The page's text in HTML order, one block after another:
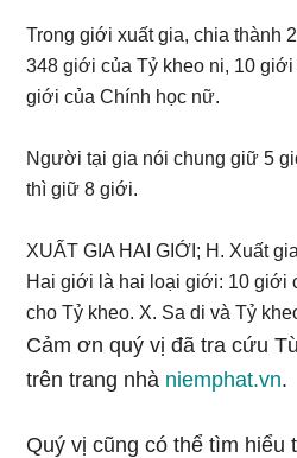
Trong giới xuất gia, chia thành
348 giới của Tỷ kheo ni, 10
giới của Chính học nữ.
Người tại gia nói chung giữ 5
thì giữ 8 giới.
XUẤT GIA HAI GIỚI; H. Xuất
Hai giới là hai loại giới: 10 giới
cho Tỷ kheo. X. Sa di và Tỷ
Cảm ơn quý vị đã tra cứu
trên trang nhà niemphat.vn.
Quý vị cũng có thể tìm hiểu